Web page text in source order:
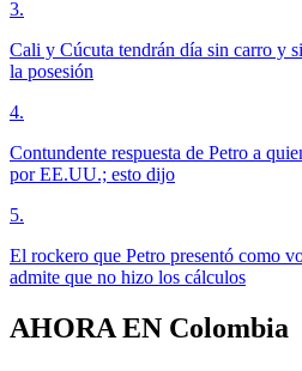
3.
Cali y Cúcuta tendrán día sin carro y
la posesión
4.
Contundente respuesta de Petro a
por EE.UU.; esto dijo
5.
El rockero que Petro presentó como
admite que no hizo los cálculos
AHORA EN Colombia